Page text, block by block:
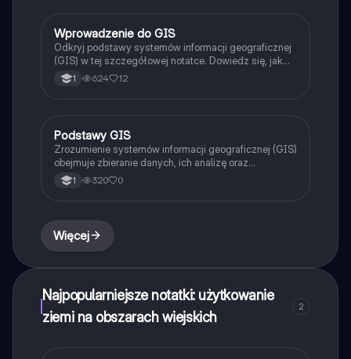
Geografia
Wprowadzenie do GIS
Odkryj podstawy systemów informacji geograficznej
(GIS) w tej szczegółowej notatce. Dowiedz się, jak
GIS gromadzi, analizuje i wizualizuje dane
przestrzenne, a także poznaj zastosowania w
zastosowaniami.
1 624 12
Geografia
Podstawy GIS
Zrozumienie systemów informacji geograficznej (GIS)
obejmuje zbieranie danych, ich analizę oraz
wizualizację. Dowiedz się, jak GIS łączy dane
geograficzne z informacyjnymi, jakie są jego
prezentacja.
1 320 0
Więcej
Najpopularniejsze notatki: użytkowanie
ziemi na obszarach wiejskich
2